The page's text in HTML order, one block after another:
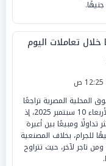
تعاملات اليوم
المصرية تراجعًا
ملحوظًا خلال تعاملات اليوم الأربعاء 10 سبتمبر 2025، إذ
الذهب عيار 21 الأكثر تداولًا ومبيعًا بين أعيرة
المختلفة نحو 4880 جنيهًا للجرام، بخلاف المصنعية
تاجر لآخر، حيث تتراوح